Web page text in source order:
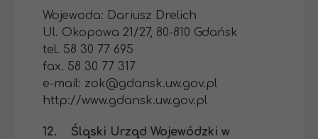
Wojewoda: Dariusz Drelich
Ul. Okopowa 21/27, 80-810 Gdańsk
tel. 58 30 77 695
fax. 58 30 77 317
e-mail: zok@gdansk.uw.gov.pl
http://www.gdansk.uw.gov.pl
12. Śląski Urząd Wojewódzki w